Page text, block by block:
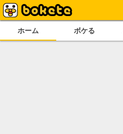
ホーム ボケる